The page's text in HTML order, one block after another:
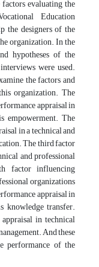
evaluating the
Education
the designers of the
organization. In the
hypotheses of the
were used.
the factors and
organization. The
appraisal in
empowerment. The
in a technical and
The third factor
and professional
factor influencing
organizations
appraisal in
knowledge transfer.
in technical
And these
performance of the